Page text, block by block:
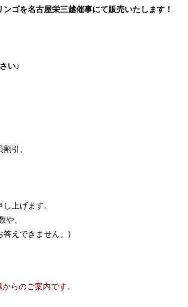
ゴを名古屋栄三越催事にて販売いたします！
い♪
引、
上げます。
や、
えできません。)
らのご案内です。